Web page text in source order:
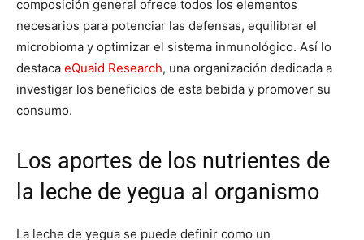
composición general ofrece todos los elementos
necesarios para potenciar las defensas, equilibrar el
microbioma y optimizar el sistema inmunológico. Así lo
destaca eQuaid Research, una organización dedicada a
investigar los beneficios de esta bebida y promover su
consumo.
Los aportes de los nutrientes de
la leche de yegua al organismo
La leche de yegua se puede definir como un